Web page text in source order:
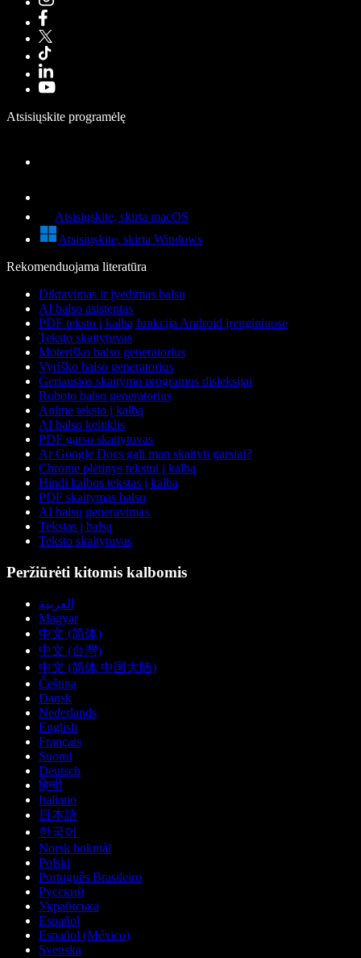
Atsisiųskite programėlę
Atsisiųskite, skirta macOS
Atsisiųskite, skirta Windows
Rekomenduojama literatūra
Diktavimas ir įvedimas balsu
AI balso asistentas
PDF teksto į kalbą funkcija Android įrenginiuose
Teksto skaitytuvas
Moteriško balso generatorius
Vyriško balso generatorius
Geriausios skaitymo programos disleksijai
Roboto balso generatorius
Anime teksto į kalbą
AI balso keitiklis
PDF garso skaitytuvas
Ar Google Docs gali man skaityti garsiai?
Chrome plėtinys tekstui į kalbą
Hindi kalbos tekstas į kalbą
PDF skaitymas balsu
AI balsų generavimas
Tekstas į balsą
Teksto skaitytuvas
Peržiūrėti kitomis kalbomis
العربية
Magyar
中文 (简体)
中文 (台灣)
中文 (简体 中国大陆)
Čeština
Dansk
Nederlands
English
Français
Suomi
Deutsch
हिन्दी
Italiano
日本語
한국어
Norsk bokmål
Polski
Português Brasileiro
Русский
Українська
Español
Español (México)
Svenska